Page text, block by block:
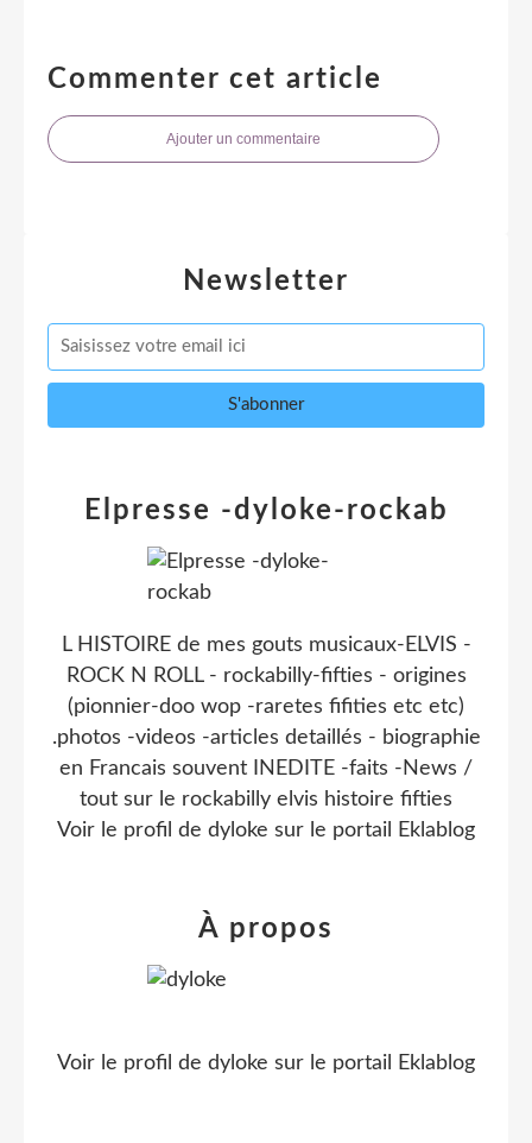
Commenter cet article
Ajouter un commentaire
Newsletter
Elpresse -dyloke-rockab
L HISTOIRE de mes gouts musicaux-ELVIS -
ROCK N ROLL - rockabilly-fifties - origines
(pionnier-doo wop -raretes fifities etc etc)
.photos -videos -articles detaillés - biographie
en Francais souvent INEDITE -faits -News /
tout sur le rockabilly elvis histoire fifties
Voir le profil de dyloke sur le portail Eklablog
À propos
Voir le profil de dyloke sur le portail Eklablog